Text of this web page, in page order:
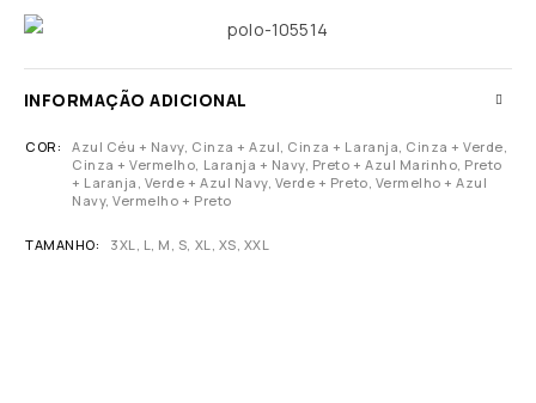
INFORMAÇÃO ADICIONAL
COR
Azul Céu + Navy, Cinza + Azul, Cinza + Laranja, Cinza + Verde,
Cinza + Vermelho, Laranja + Navy, Preto + Azul Marinho, Preto
+ Laranja, Verde + Azul Navy, Verde + Preto, Vermelho + Azul
Navy, Vermelho + Preto
TAMANHO 3XL, L, M, S, XL, XS, XXL